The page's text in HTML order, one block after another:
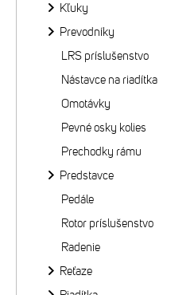
Kľuky
Prevodníky
LRS príslušenstvo
Nástavce na riadítka
Omotávky
Pevné osky kolies
Prechodky rámu
Predstavce
Pedále
Rotor príslušenstvo
Radenie
Reťaze